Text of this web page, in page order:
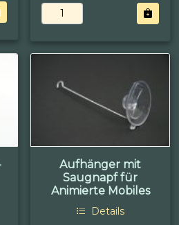
Aufhänger mit
Saugnapf für
Animierte Mobiles
Details